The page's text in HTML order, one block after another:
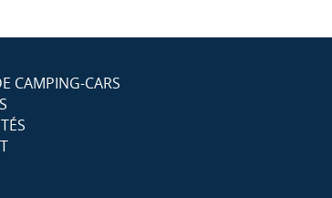
CAMPING-CARS